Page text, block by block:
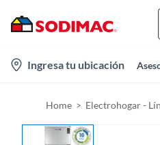
Ingresa tu ubicación
Home Electrohogar -